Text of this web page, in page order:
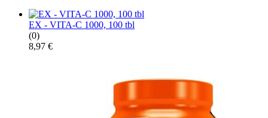
EX - VITA-C 1000, 100 tbl
(0)
8,97 €